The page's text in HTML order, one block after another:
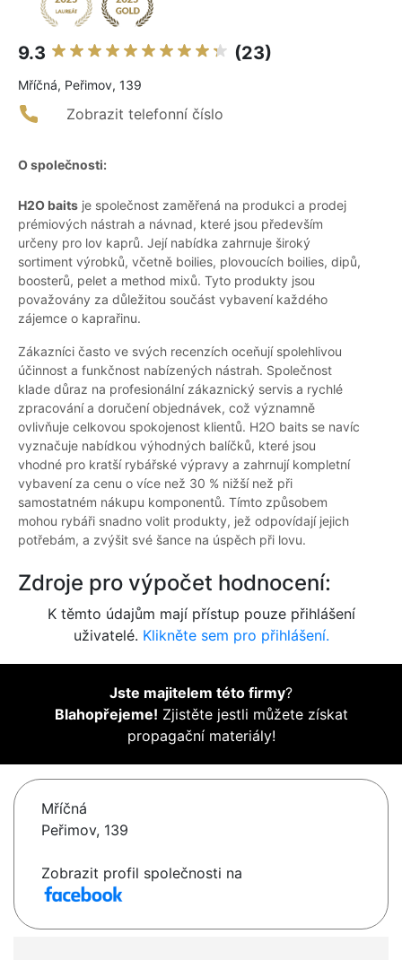
9.3 (23)
Mříčná, Peřimov, 139
Zobrazit telefonní číslo
O společnosti:
H2O baits je společnost zaměřená na produkci a prodej
prémiových nástrah a návnad, které jsou především
určeny pro lov kaprů. Její nabídka zahrnuje široký
sortiment výrobků, včetně boilies, plovoucích boilies, dipů,
boosterů, pelet a method mixů. Tyto produkty jsou
považovány za důležitou součást vybavení každého
zájemce o kaprařinu.
Zákazníci často ve svých recenzích oceňují spolehlivou
účinnost a funkčnost nabízených nástrah. Společnost
klade důraz na profesionální zákaznický servis a rychlé
zpracování a doručení objednávek, což významně
ovlivňuje celkovou spokojenost klientů. H2O baits se navíc
vyznačuje nabídkou výhodných balíčků, které jsou
vhodné pro kratší rybářské výpravy a zahrnují kompletní
vybavení za cenu o více než 30 % nižší než při
samostatném nákupu komponentů. Tímto způsobem
mohou rybáři snadno volit produkty, jež odpovídají jejich
potřebám, a zvýšit své šance na úspěch při lovu.
Zdroje pro výpočet hodnocení:
K těmto údajům mají přístup pouze přihlášení
uživatelé. Klikněte sem pro přihlášení.
Jste majitelem této firmy?
Blahopřejeme! Zjistěte jestli můžete získat
propagační materiály!
Mříčná
Peřimov, 139
Zobrazit profil společnosti na